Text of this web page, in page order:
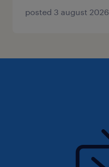
posted 3 august 2026